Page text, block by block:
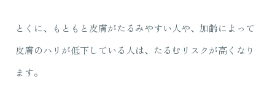
とくに、もともと皮膚がたるみやすい人や、加齢によって
皮膚のハリが低下している人は、たるむリスクが高くなり
ます。